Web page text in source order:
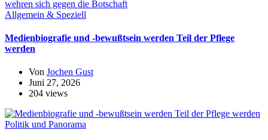
Allgemein & Speziell
Medienbiografie und -bewußtsein werden Teil der Pflege
werden
Von Jochen Gust
Juni 27, 2026
204 views
Politik und Panorama